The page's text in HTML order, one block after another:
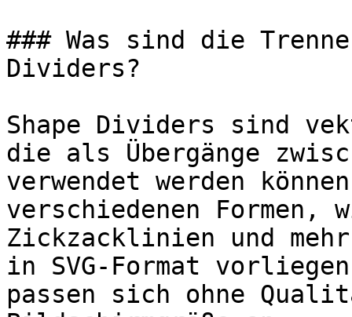
### Was sind die
Dividers?
Shape Dividers sind
die als Übergänge
verwendet werden
verschiedenen Formen,
Zickzacklinien und
in SVG-Format
passen sich ohne